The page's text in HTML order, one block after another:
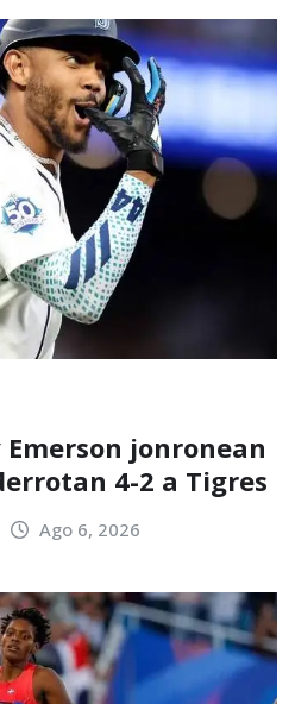
Emerson jonronean
4-2 a Tigres
Ago 6, 2026